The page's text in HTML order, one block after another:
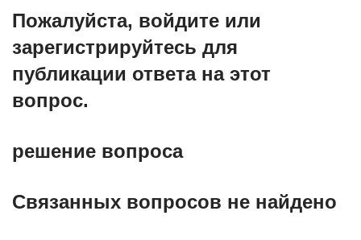
Пожалуйста, войдите или
зарегистрируйтесь для
публикации ответа на этот
вопрос.
решение вопроса
Связанных вопросов не найдено